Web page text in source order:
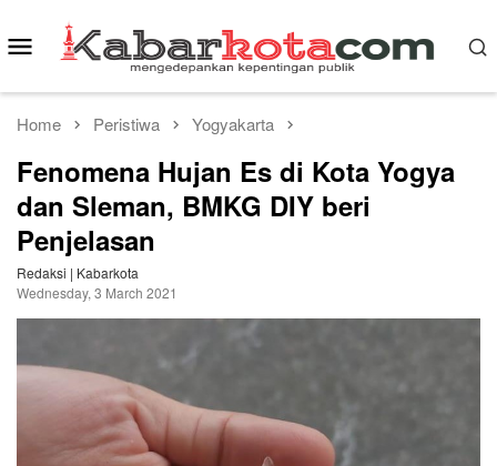
to
content
Mobile
Menu
Home Peristiwa Yogyakarta
Fenomena Hujan Es di Kota Yogya
dan Sleman, BMKG DIY beri
Penjelasan
Redaksi | Kabarkota
Wednesday, 3 March 2021